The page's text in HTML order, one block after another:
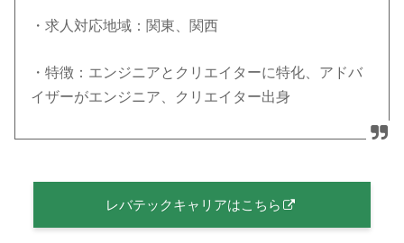
・求人対応地域：関東、関西
・特徴：エンジニアとクリエイターに特化、アドバ
イザーがエンジニア、クリエイター出身
レバテックキャリアはこちら